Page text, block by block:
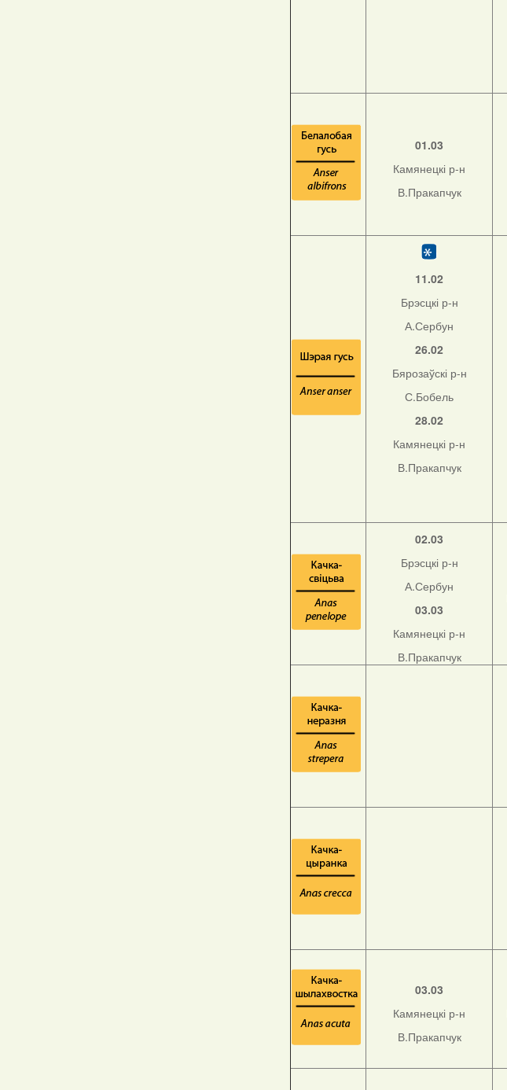
01.03
Камянецкі р-н
В.Пракапчук
11.02
Брэсцкі р-н
А.Сербун
26.02
Бярозаўскі р-н
С.Бобель
28.02
Камянецкі р-н
В.Пракапчук
02.03
Брэсцкі р-н
А.Сербун
03.03
Камянецкі р-н
В.Пракапчук
03.03
Камянецкі р-н
В.Пракапчук